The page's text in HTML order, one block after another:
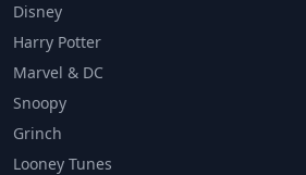
Disney
Harry Potter
Marvel & DC
Snoopy
Grinch
Looney Tunes